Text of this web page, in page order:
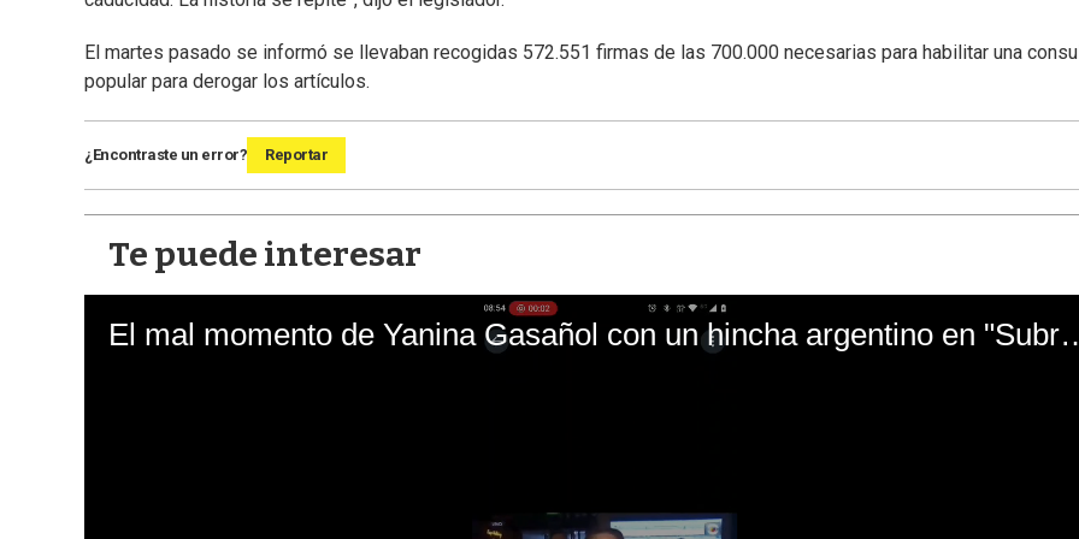
El martes pasado se informó se llevaban recogidas 572.551 firmas de las 700.000 necesarias para habilitar una
popular para derogar los artículos.
¿Encontraste un error? Reportar
Te puede interesar
El mal momento de Yanina